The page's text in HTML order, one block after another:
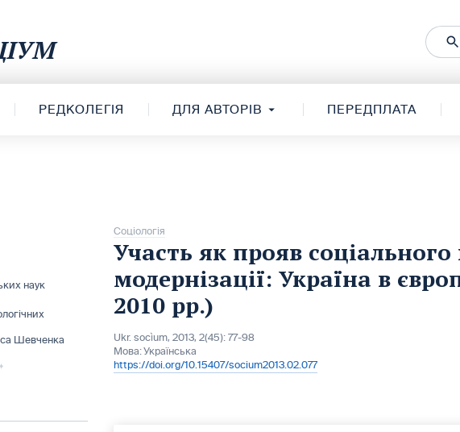
РЕДКОЛЕГІЯ ДЛЯ АВТОРІВ ПЕРЕДПЛАТА
наук
Шевченка
Соціологія
Участь як прояв
модернізації: Україна в
2010 рр.)
Ukr. socìum, 2013, 2(45): 77-98
Мова:Українська
https://doi.org/10.15407/socium2013.02.077